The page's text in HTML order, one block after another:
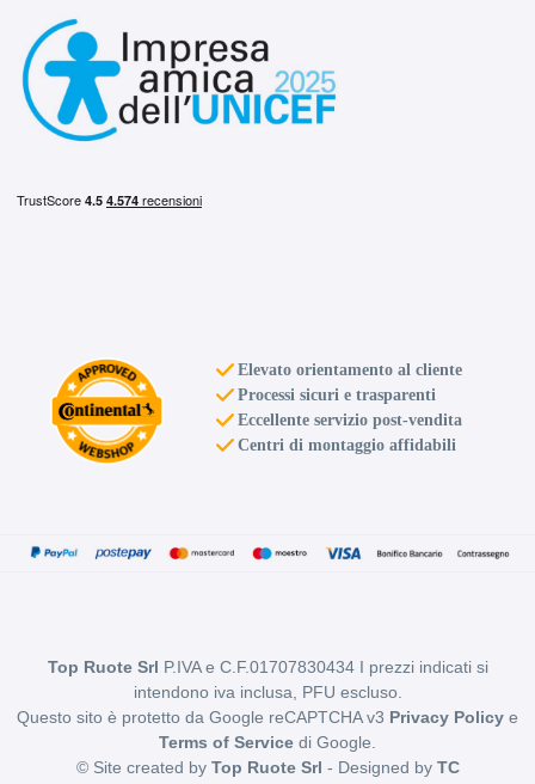
Elevato orientamento al cliente
Processi sicuri e trasparenti
Eccellente servizio post-vendita
Centri di montaggio affidabili
Top Ruote Srl P.IVA e C.F.01707830434 I prezzi indicati si
intendono iva inclusa, PFU escluso.
Questo sito è protetto da Google reCAPTCHA v3 Privacy Policy e
Terms of Service di Google.
© Site created by Top Ruote Srl - Designed by TC